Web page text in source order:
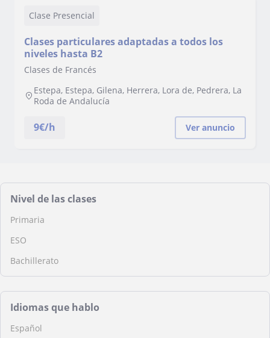
Clase Presencial
Clases particulares adaptadas a todos los
niveles hasta B2
Clases de Francés
Estepa, Estepa, Gilena, Herrera, Lora de, Pedrera, La
Roda de Andalucía
9€/h Ver anuncio
Nivel de las clases
Primaria
ESO
Bachillerato
Idiomas que hablo
Español